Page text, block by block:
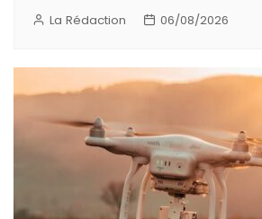
La Rédaction 06/08/2026